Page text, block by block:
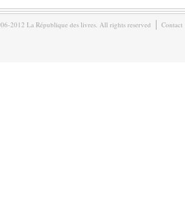
2012 La République des livres. All rights reserved Contact